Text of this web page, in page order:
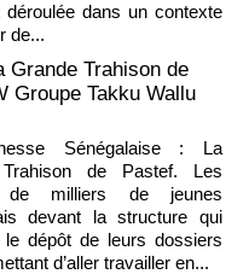
déroulée dans un contexte
de...
Grande Trahison de
Groupe Takku Wallu
Sénégalaise : La
de Pastef. Les
de milliers de jeunes
devant la structure qui
le dépôt de leurs dossiers
d’aller travailler en...